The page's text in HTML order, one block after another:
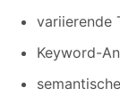
variierende
Keyword-